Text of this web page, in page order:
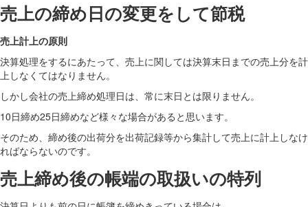
売上の締め日の変更をして節税
売上計上の原則
決算処理をするにあたって、売上に関しては決算末日までの売上分を計
上しなくてはなりません。
しかし会社の売上締め処理日は、常に末日とは限りません。
10日締め25日締めなど様々な場合があると思います。
そのため、締め後の出荷分を出荷記録等から集計して売上に計上しなけ
ればならないのです。
売上締め後の帳端の取扱いの特列